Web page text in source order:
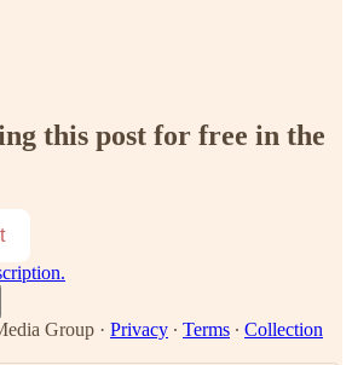
this post for free in the
Group · Privacy ∙ Terms ∙ Collection